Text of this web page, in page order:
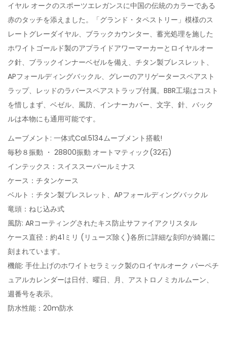
イヤル オークのスポーツエレガンスに中国の伝統のカラーである
赤のタッチを添えました。「グランド・タペストリー」模様のス
レートグレーダイヤル、ブラックカウンター、蓄光処理を施した
ホワイトゴールド製のアプライドアワーマーカーとロイヤルオー
ク針、ブラックインナーベゼルを備え、チタン製ブレスレット、
APフォールディングバックル、グレーのアリゲータースペアスト
ラップ、レッドのラバースペアストラップ付属。BBR工場はコスト
を惜しまず、ベゼル、風防、インナーカバー、文字、針、バック
ルは本物にも通用可能です。
ムーブメント: 一体式Cal.5134ムーブメント搭載!
毎秒８振動 ・ 28800振動 オートマティック(32石)
インテックス：スイススーパールミナス
ケース：チタンケース
ベルト：チタン製ブレスレット、APフォールディングバックル
竜頭：ねじ込み式
風防: ARコーティングされたキス防止サファイアクリスタル
ケース直径：約41ミリ (リューズ除く)各所に詳細な刻印が綺麗に
刻まれています。
機能: 手仕上げのホワイトセラミック製のロイヤルオーク パーペチ
ュアルカレンダーは日付、曜日、月、アストロノミカルムーン、
週番号を表示。
防水性能：20m防水